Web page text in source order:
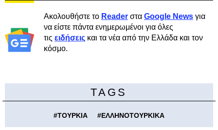
Ακολουθήστε το Reader στα Google News για
να είστε πάντα ενημερωμένοι για όλες
τις ειδήσεις και τα νέα από την Ελλάδα και τον
κόσμο.
TAGS
#ΤΟΥΡΚΙΑ #ΕΛΛΗΝΟΤΟΥΡΚΙΚΑ